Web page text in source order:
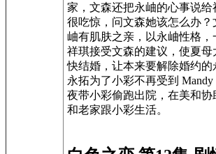
家，文森还把永岫的心事说
很吃惊，问文森她该怎么办？
岫有肌肤之亲，以永岫性格，
祥琪接受文森的建议，使夏
快结婚，让本来要解除婚约
永拓为了小彩不再受到
夜带小彩偷跑出院，在美和协
和老家跟小彩生活。